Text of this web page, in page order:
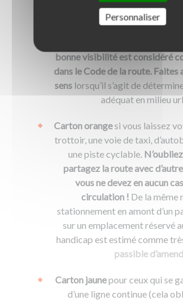
ou d’une intersection, en haut
barrière de passage à niveau.
stationnement susceptible de
bonne visibilité est considéré
dans le Code de la route. Faites
senslorsqu’il s’agit de
adéquat en milieu
Carton orange si vous laissez
trottoir, une voie de taxi,
une piste cyclable.
partagez la route avec
vous ne devez en aucun
circulation ! De la même
stationnement en amont d’un
sur un emplacement réservé
handicap est estimé comme
passible
Carton jaunepour ceux qui se
d’une ligne continue (cela
Personnaliser